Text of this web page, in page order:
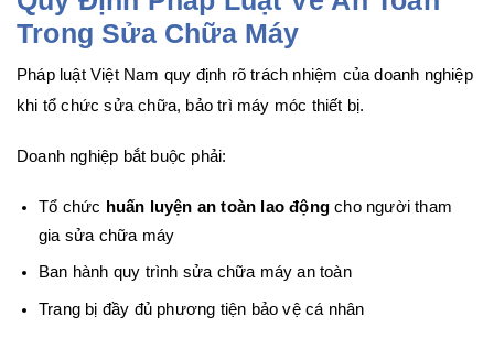
Trong Sửa Chữa Máy
Pháp luật Việt Nam quy định rõ trách nhiệm của doanh nghiệp
khi tổ chức sửa chữa, bảo trì máy móc thiết bị.
Doanh nghiệp bắt buộc phải:
Tổ chức huấn luyện an toàn lao động cho người tham
gia sửa chữa máy
Ban hành quy trình sửa chữa máy an toàn
Trang bị đầy đủ phương tiện bảo vệ cá nhân